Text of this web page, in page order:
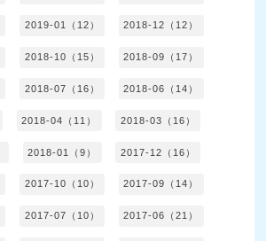
2019-01（12） 2018-12（12）
2018-10（15） 2018-09（17）
2018-07（16） 2018-06（14）
2018-04（11） 2018-03（16）
2018-01（9） 2017-12（16）
2017-10（10） 2017-09（14）
2017-07（10） 2017-06（21）